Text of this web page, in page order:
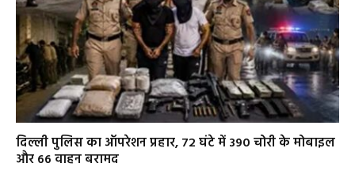
दिल्ली पुलिस का ऑपरेशन प्रहार, 72 घंटे में 390 चोरी के मोबाइल
और 66 वाहन बरामद